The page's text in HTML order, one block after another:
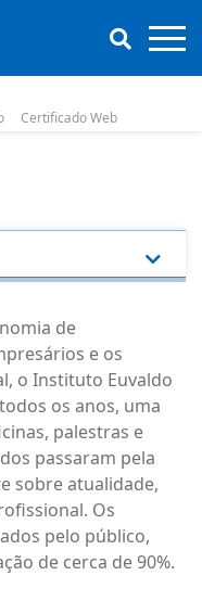
Certificado Web
de
e os
o Instituto Euvaldo
os anos, uma
palestras e
passaram pela
sobre atualidade,
Os
pelo público,
de cerca de 90%.